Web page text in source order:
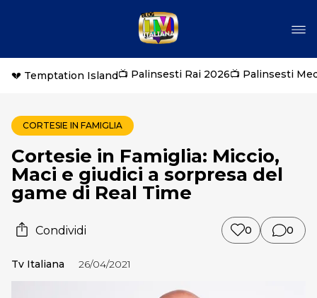
💔 Temptation Island📺 Palinsesti Rai 2026📺 Palinsesti
CORTESIE IN FAMIGLIA
Cortesie in Famiglia: Miccio,
Maci e giudici a sorpresa del
game di Real Time
Condividi 0 0
Tv Italiana 26/04/2021